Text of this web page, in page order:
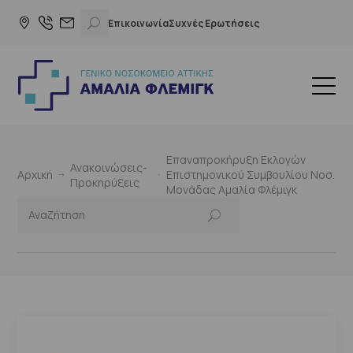
ΕπικοινωνίαΣυχνές Ερωτήσεις
Αρχική
Ανακοινώσεις-
Προκηρύξεις
Επαναπροκήρυξη Εκλογών
Επιστημονικού Συμβουλίου Νοσ.
Μονάδας Αμαλία Φλέμιγκ